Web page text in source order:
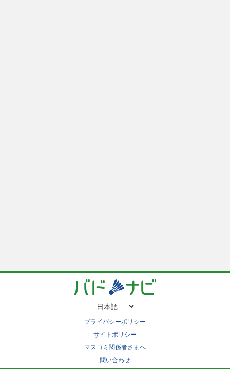
プライバシーポリシー
サイトポリシー
マスコミ関係者さまへ
問い合わせ